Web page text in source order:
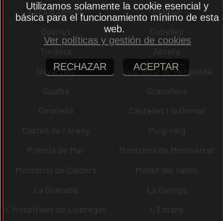
Lliçà d´Amunt
El Bruc
Dosrius
Cubelles
Tordera
Abrera
Navarcles
Guardiola de Berguedà
Gualba
Granollers
Gironella
Castellet i la Gornal
Castell de l´Areny
Puig-reig
Premià de Mar
Monistrol de Montserrat
Monistrol de Calders
Mollet del Vallès
La Granada
La Garriga
L´Hospitalet de Llobregat
L´Estany
Utilizamos solamente la cookie esencial y
básica para el funcionamiento mínimo de esta
web.
Ver políticas y gestión de cookies
RECHAZAR ACEPTAR